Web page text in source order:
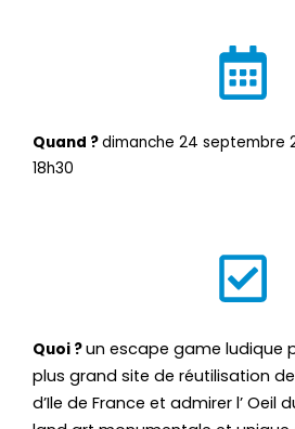
Quand ?dimanche 24 septembre
18h30
Quoi ?un escape game ludique
plus grand site de réutilisation
d’Ile de France et admirer l’ Oeil